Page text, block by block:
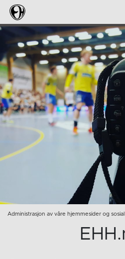
Administrasjon av våre hjemmesider og